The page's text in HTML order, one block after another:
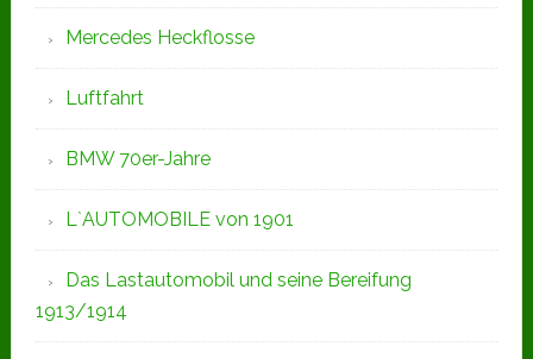
Mercedes Heckflosse
Luftfahrt
BMW 70er-Jahre
L`AUTOMOBILE von 1901
Das Lastautomobil und seine Bereifung
1913/1914